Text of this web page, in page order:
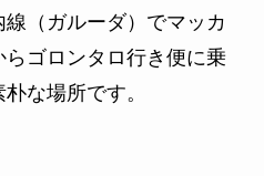
（ガルーダ）でマッカ
ゴロンタロ行き便に乗
な場所です。